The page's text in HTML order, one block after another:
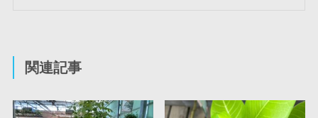
関連記事